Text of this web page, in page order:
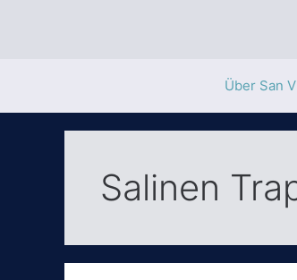
Über San
Salinen